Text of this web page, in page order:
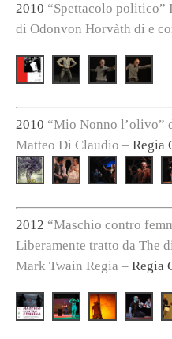
2010 “Spettacolo politico”
di Odonvon Horvàth di e
2010 “Mio Nonno l’olivo”
Matteo Di Claudio – Regia
2012 “Maschio contro
Liberamente tratto da The
Mark Twain Regia – Regia